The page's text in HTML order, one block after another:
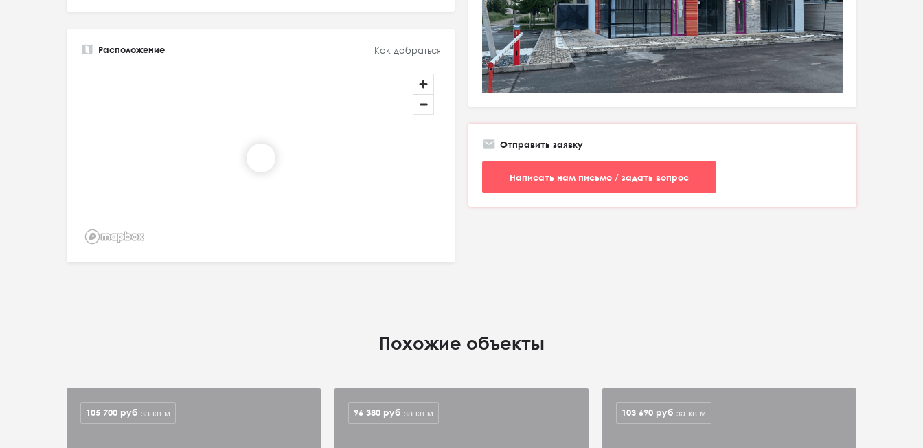
Расположение Как добраться
Отправить заявку
Написать нам письмо / задать вопрос
Похожие объекты
105 700 руб за кв.м 96 380 руб за кв.м 103 690 руб за кв.м